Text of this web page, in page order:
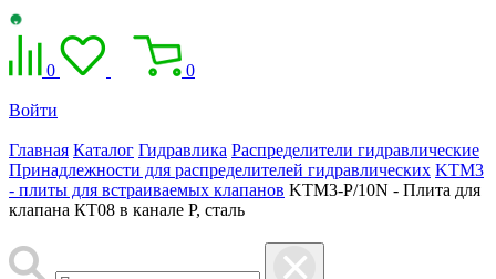
0 0
Войти
Главная Каталог Гидравлика Распределители гидравлические
Принадлежности для распределителей гидравлических KTM3
- плиты для встраиваемых клапанов KTM3-P/10N - Плита для
клапана КТ08 в канале Р, сталь